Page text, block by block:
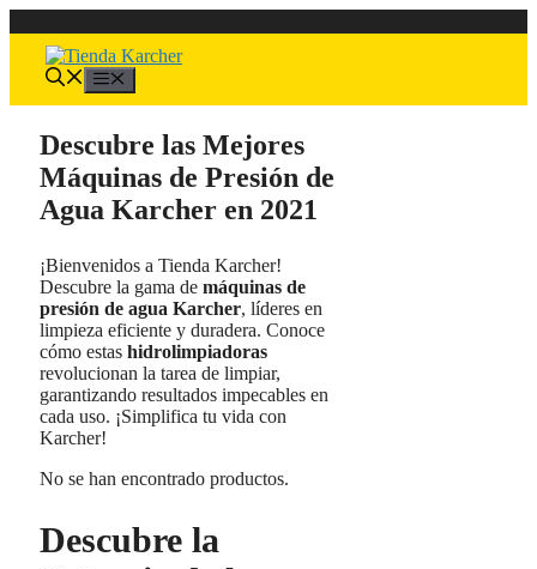
al
contenido
Descubre las Mejores
Máquinas de Presión de
Agua Karcher en 2021
¡Bienvenidos a Tienda Karcher!
Descubre la gama de máquinas de
presión de agua Karcher, líderes en
limpieza eficiente y duradera. Conoce
cómo estas hidrolimpiadoras
revolucionan la tarea de limpiar,
garantizando resultados impecables en
cada uso. ¡Simplifica tu vida con
Karcher!
No se han encontrado productos.
Descubre la